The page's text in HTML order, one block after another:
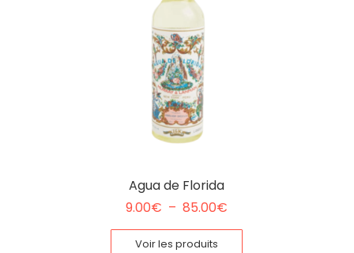
Agua de Florida
9.00€ – 85.00€
Voir les produits